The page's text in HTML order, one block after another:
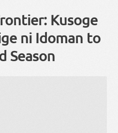
Kusoge
ni Idoman to
Season